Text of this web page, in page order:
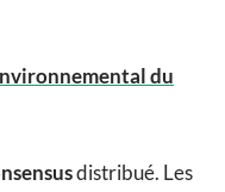
du
distribué. Les